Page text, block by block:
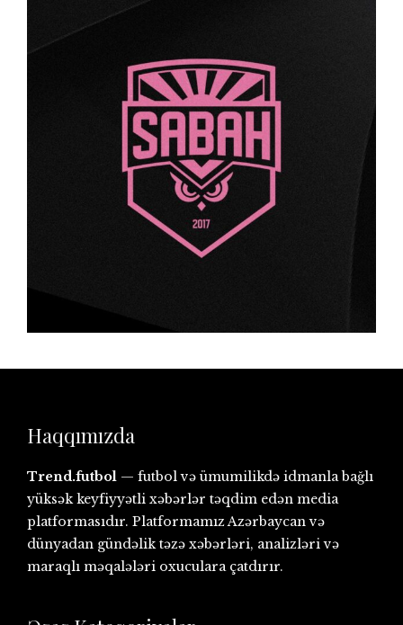
Haqqımızda
Trend.futbol — futbol və ümumilikdə idmanla bağlı
yüksək keyfiyyətli xəbərlər təqdim edən media
platformasıdır. Platformamız Azərbaycan və
dünyadan gündəlik təzə xəbərləri, analizləri və
maraqlı məqalələri oxuculara çatdırır.